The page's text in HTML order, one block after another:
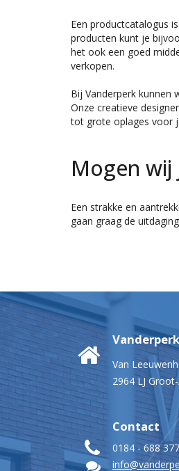
Een productcatalogus
producten kunt je
het ook een goed
verkopen.
Bij Vanderperk kunnen
Onze creatieve
tot grote oplages voor
Mogen wij
Een strakke en
gaan graag de
Van
2964 LJ
Contact
0184 - 688 377